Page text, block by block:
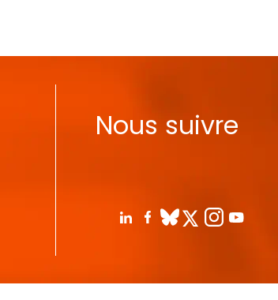
Nous suivre